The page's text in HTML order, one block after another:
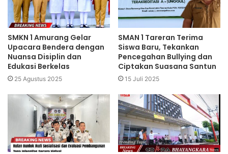
SMKN 1 Amurang Gelar
Upacara Bendera dengan
Nuansa Disiplin dan
Edukasi Berkelas
25 Agustus 2025
SMAN 1 Tareran Terima
Siswa Baru, Tekankan
Pencegahan Bullying dan
Ciptakan Suasana Santun
15 Juli 2025